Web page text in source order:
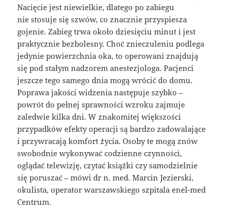
Nacięcie jest niewielkie, dlatego po zabiegu
nie stosuje się szwów, co znacznie przyspiesza
gojenie. Zabieg trwa około dziesięciu minut i jest
praktycznie bezbolesny. Choć znieczuleniu podlega
jedynie powierzchnia oka, to operowani znajdują
się pod stałym nadzorem anestezjologa. Pacjenci
jeszcze tego samego dnia mogą wrócić do domu.
Poprawa jakości widzenia następuje szybko –
powrót do pełnej sprawności wzroku zajmuje
zaledwie kilka dni. W znakomitej większości
przypadków efekty operacji są bardzo zadowalające
i przywracają komfort życia. Osoby te mogą znów
swobodnie wykonywać codzienne czynności,
oglądać telewizję, czytać książki czy samodzielnie
się poruszać – mówi dr n. med. Marcin Jezierski,
okulista, operator warszawskiego szpitala enel-med
Centrum.